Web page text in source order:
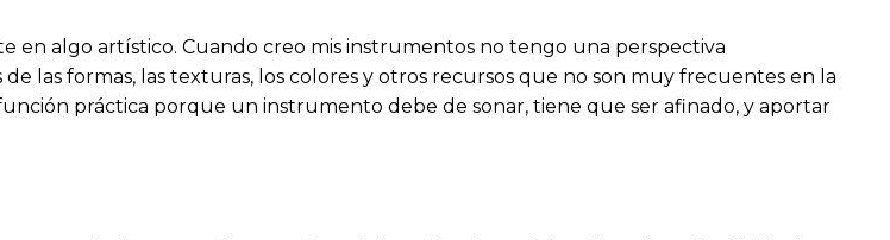
en algo artístico. Cuando creo mis instrumentos no tengo una perspectiva
las formas, las texturas, los colores y otros recursos que no son muy frecuentes en la
práctica porque un instrumento debe de sonar, tiene que ser afinado, y aportar